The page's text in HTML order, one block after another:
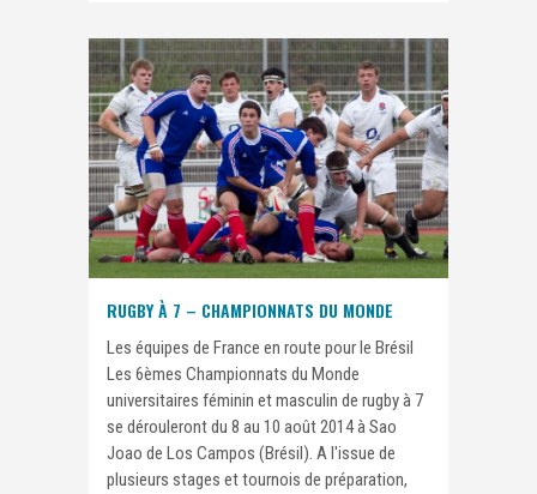
RUGBY À 7 – CHAMPIONNATS DU MONDE
Les équipes de France en route pour le Brésil
Les 6èmes Championnats du Monde
universitaires féminin et masculin de rugby à 7
se dérouleront du 8 au 10 août 2014 à Sao
Joao de Los Campos (Brésil). A l'issue de
plusieurs stages et tournois de préparation,